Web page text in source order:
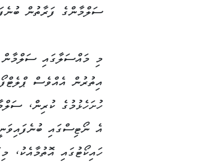
ސަލްމާންގެ ފަރާތުން
މި މައްސަލާގައި ސަލްމާން
އިތުރުން އެއްވެސް
ހުށަހެޅުމުގެ ކުރިން،
އެ ނޯޓިސްގައި
ހައިކޯޓުގައި އޮތުމާއެކު،